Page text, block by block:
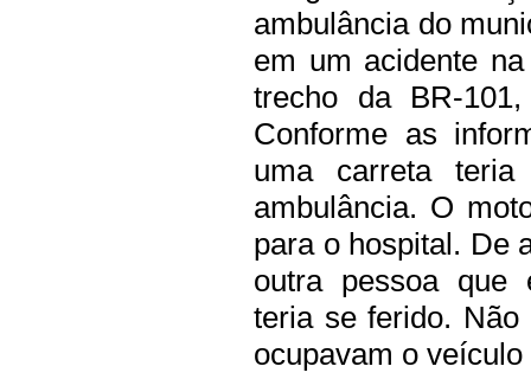
ambulância do
em um acidente
trecho da BR-
Conforme as
uma carreta
ambulância. O
para o hospital. De
outra pessoa que
teria se ferido. Não
ocupavam o